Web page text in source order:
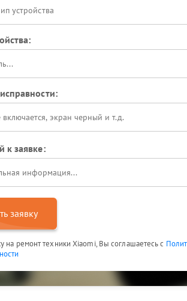
устройства
к заявке:
заявку
на ремонт техники Xiaomi, Вы соглашаетесь с